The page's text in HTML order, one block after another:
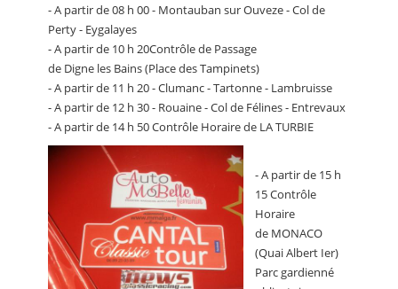
- A partir de 08 h 00 - Montauban sur Ouveze - Col de
Perty - Eygalayes
- A partir de 10 h 20Contrôle de Passage
de Digne les Bains (Place des Tampinets)
- A partir de 11 h 20 - Clumanc - Tartonne - Lambruisse
- A partir de 12 h 30 - Rouaine - Col de Félines - Entrevaux
- A partir de 14 h 50 Contrôle Horaire de LA TURBIE
- A partir de 15 h
15 Contrôle
Horaire
de MONACO
(Quai Albert Ier)
Parc gardienné